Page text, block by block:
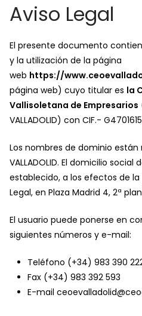
Aviso Legal
El presente documento
y la utilización de la página
web https://
página web) cuyo titular es la
Vallisoletana de Empresarios
VALLADOLID) con CIF.-
Los nombres de dominio están
VALLADOLID. El domicilio social
establecido, a los efectos de
Legal, en Plaza Madrid 4, 2ª
El usuario puede ponerse en
siguientes números y e-mail:
Teléfono (+34) 983 390
Fax (+34) 983 392 593
E-mail